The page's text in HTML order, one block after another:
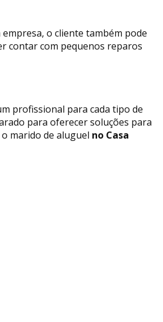
empresa, o cliente também pode
contar com pequenos reparos
profissional para cada tipo de
para oferecer soluções para
marido de aluguel no Casa